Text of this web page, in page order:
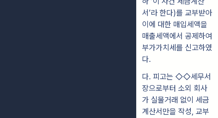
서’라 한다)를 교부받아
이에 대한 매입세액을
매출세액에서 공제하여
부가가치세를 신고하였
다.
다. 피고는 ◇◇세무서
장으로부터 소외 회사
가 실물거래 없이 세금
계산서만을 작성, 교부